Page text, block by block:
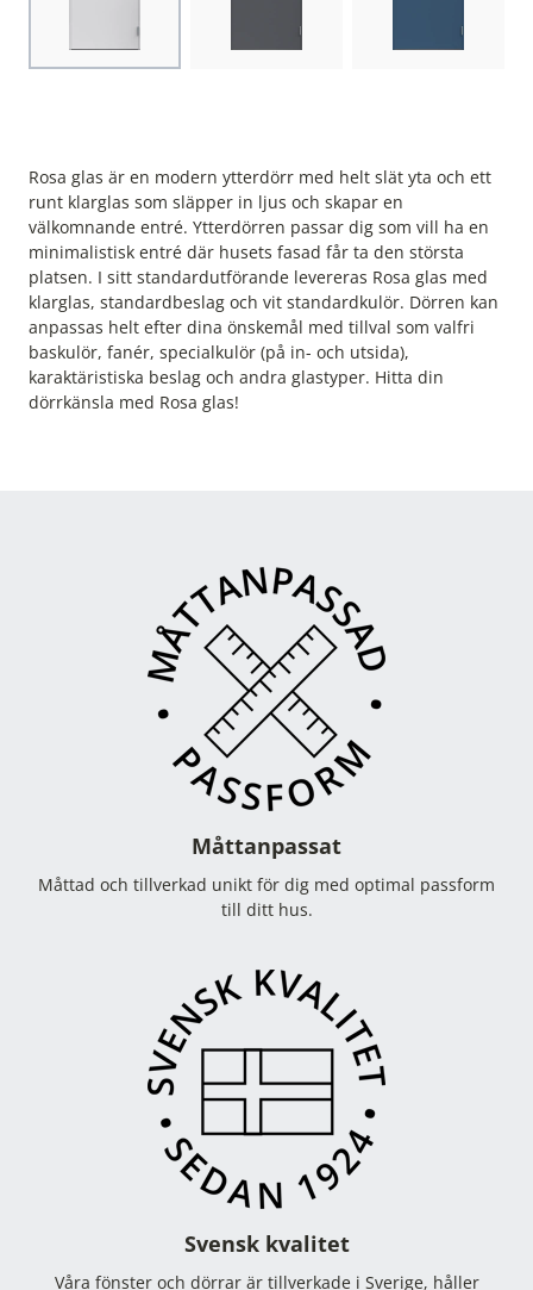
Rosa glas är en modern ytterdörr med helt slät yta och ett
runt klarglas som släpper in ljus och skapar en
välkomnande entré. Ytterdörren passar dig som vill ha en
minimalistisk entré där husets fasad får ta den största
platsen. I sitt standardutförande levereras Rosa glas med
klarglas, standardbeslag och vit standardkulör. Dörren kan
anpassas helt efter dina önskemål med tillval som valfri
baskulör, fanér, specialkulör (på in- och utsida),
karaktäristiska beslag och andra glastyper. Hitta din
dörrkänsla med Rosa glas!
Måttanpassat
Måttad och tillverkad unikt för dig med optimal passform
till ditt hus.
Svensk kvalitet
Våra fönster och dörrar är tillverkade i Sverige, håller